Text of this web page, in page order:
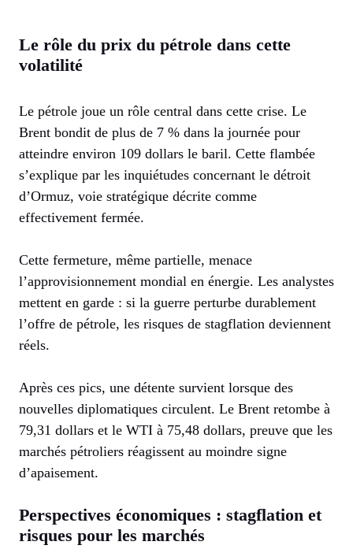
Le rôle du prix du pétrole dans cette
volatilité
Le pétrole joue un rôle central dans cette crise. Le
Brent bondit de plus de 7 % dans la journée pour
atteindre environ 109 dollars le baril. Cette flambée
s’explique par les inquiétudes concernant le détroit
d’Ormuz, voie stratégique décrite comme
effectivement fermée.
Cette fermeture, même partielle, menace
l’approvisionnement mondial en énergie. Les analystes
mettent en garde : si la guerre perturbe durablement
l’offre de pétrole, les risques de stagflation deviennent
réels.
Après ces pics, une détente survient lorsque des
nouvelles diplomatiques circulent. Le Brent retombe à
79,31 dollars et le WTI à 75,48 dollars, preuve que les
marchés pétroliers réagissent au moindre signe
d’apaisement.
Perspectives économiques : stagflation et
risques pour les marchés